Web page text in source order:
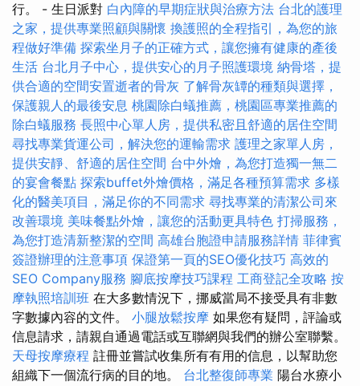
行。 - 生日派對 白內障的早期症狀與治療方法 台北的護理
之家，提供專業照顧與關懷 換護照的全程指引，為您的旅
程做好準備 探索坐月子的正確方式，讓您擁有健康的產後
生活 台北月子中心，提供安心的月子照護環境 納骨塔，提
供合適的空間安置逝者的骨灰 了解骨灰罈的種類與選擇，
保護親人的最後安息 桃園除白蟻推薦，桃園區專業推薦的
除白蟻服務 長照中心單人房，提供私密且舒適的居住空間
尋找專業貨運公司，解決您的運輸需求 護理之家單人房，
提供安靜、舒適的居住空間 台中外燴，為您打造獨一無二
的宴會餐點 探索buffet外燴價格，滿足各種預算需求 多樣
化的醫美項目，滿足你的不同需求 尋找專業的清潔公司來
改善環境 美味餐點外燴，讓您的活動更具特色 打掃服務，
為您打造清新整潔的空間 高雄台胞證申請服務詳情 菲律賓
簽證辦理的注意事項 保證第一頁的SEO優化技巧 高效的
SEO Company服務 腳底按摩技巧課程 工商登記全攻略 按
摩執照培訓班 在大多數情況下，挪威當局不接受具有非數
字數據內容的文件。 小腿放鬆按摩 如果您有疑問，評論或
信息請求，請親自通過電話或互聯網與我們的辦公室聯繫。
天母按摩療程 註冊並嘗試收集所有有用的信息，以幫助您
組織下一個流行病的目的地。 台北整復師專業 陽台水療小